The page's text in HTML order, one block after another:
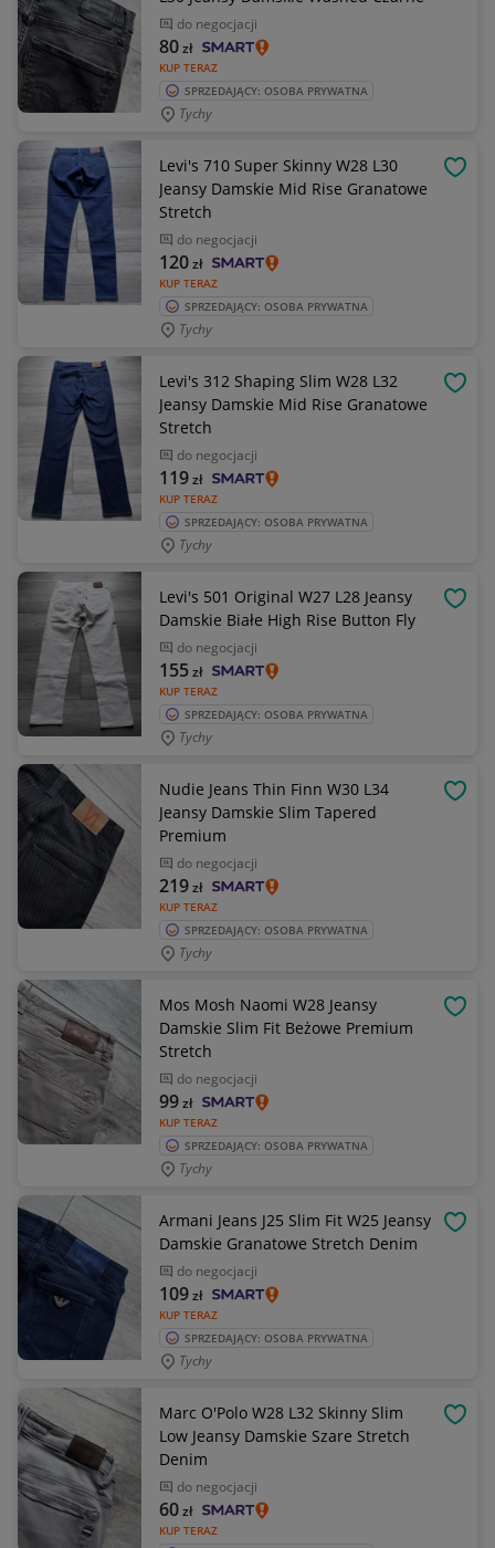
do negocjacji
KUP TERAZ
80zł
SPRZEDAJĄCY: OSOBA PRYWATNA
Tychy
Levi's 710 Super Skinny W28 L30
Jeansy Damskie Mid Rise Granatowe
Stretch
do negocjacji
KUP TERAZ
120zł
SPRZEDAJĄCY: OSOBA PRYWATNA
Tychy
Levi's 312 Shaping Slim W28 L32
Jeansy Damskie Mid Rise Granatowe
Stretch
do negocjacji
KUP TERAZ
119zł
SPRZEDAJĄCY: OSOBA PRYWATNA
Tychy
Levi's 501 Original W27 L28 Jeansy
Damskie Białe High Rise Button Fly
do negocjacji
KUP TERAZ
155zł
SPRZEDAJĄCY: OSOBA PRYWATNA
Tychy
Nudie Jeans Thin Finn W30 L34
Jeansy Damskie Slim Tapered
Premium
do negocjacji
KUP TERAZ
219zł
SPRZEDAJĄCY: OSOBA PRYWATNA
Tychy
Mos Mosh Naomi W28 Jeansy
Damskie Slim Fit Beżowe Premium
Stretch
do negocjacji
KUP TERAZ
99zł
SPRZEDAJĄCY: OSOBA PRYWATNA
Tychy
Armani Jeans J25 Slim Fit W25 Jeansy
Damskie Granatowe Stretch Denim
do negocjacji
KUP TERAZ
109zł
SPRZEDAJĄCY: OSOBA PRYWATNA
Tychy
Marc O'Polo W28 L32 Skinny Slim
Low Jeansy Damskie Szare Stretch
Denim
do negocjacji
KUP TERAZ
60zł